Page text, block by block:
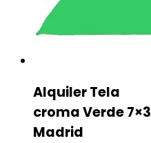
Alquiler Tela
croma Verde 7×3
Madrid